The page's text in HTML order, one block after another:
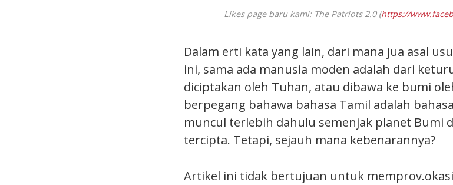
Likes page baru kami: The Patriots 2.0 (https://
Dalam erti kata yang lain, dari mana jua asal
ini, sama ada manusia moden adalah dari
diciptakan oleh Tuhan, atau dibawa ke bumi
berpegang bahawa bahasa Tamil adalah
muncul terlebih dahulu semenjak planet Bumi
tercipta. Tetapi, sejauh mana kebenarannya?
Artikel ini tidak bertujuan untuk